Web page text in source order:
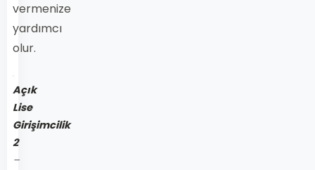
vermenize
yardımcı
olur.
Açık
Lise
Girişimcilik
2
–